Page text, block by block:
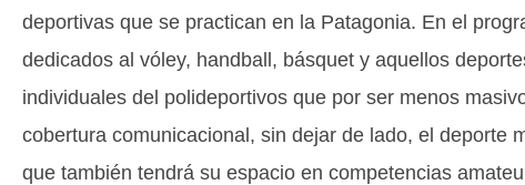
deportivas que se practican en la Patagonia. En el
dedicados al vóley, handball, básquet y aquellos
individuales del polideportivos que por ser menos
cobertura comunicacional, sin dejar de lado, el deporte
que también tendrá su espacio en competencias